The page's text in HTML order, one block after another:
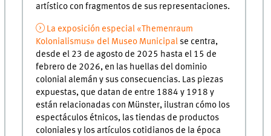
artístico con fragmentos de sus representaciones.
La exposición especial «Themenraum
Kolonialismus» del Museo Municipal se centra,
desde el 23 de agosto de 2025 hasta el 15 de
febrero de 2026, en las huellas del dominio
colonial alemán y sus consecuencias. Las piezas
expuestas, que datan de entre 1884 y 1918 y
están relacionadas con Münster, ilustran cómo los
espectáculos étnicos, las tiendas de productos
coloniales y los artículos cotidianos de la época